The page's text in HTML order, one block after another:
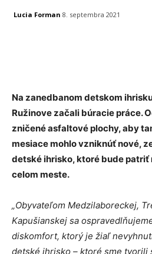
Lucia Forman 8. septembra 2021
Na zanedbanom detskom
Ružinove začali búracie práce.
zničené asfaltové plochy, aby
mesiace mohlo vzniknúť nové,
detské ihrisko, ktoré bude patriť
celom meste.
„Obyvateľom Medzilaboreckej,
Kapušianskej sa
diskomfort, ktorý je žiaľ
detské ihrisko – ktoré sme tvorili